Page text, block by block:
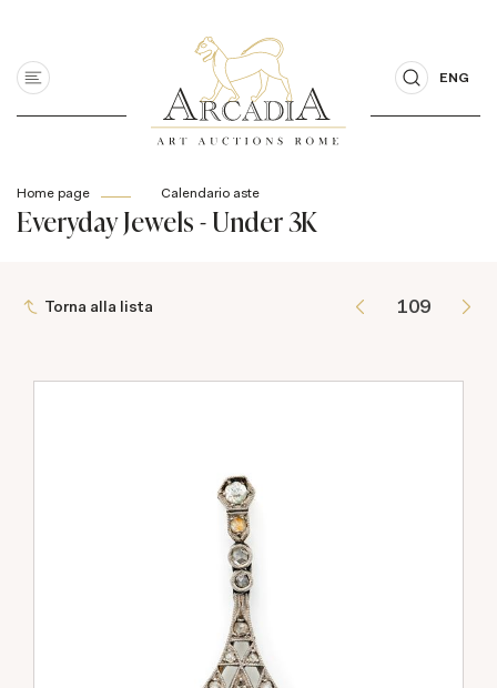
ENG
Home page Calendario aste
Everyday Jewels - Under 3K
Torna alla lista